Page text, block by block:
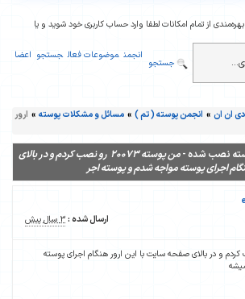
از تمام امکانات لطفا وارد حساب کاربری خود شوید و یا
انجمن موضوعات فعال جستجو اعضا
جستجو
ان ان » انجمن پوسته ( تم ) » مسائل و مشکلات پوسته » ارور
نصب شده -
من پوسته 20073 رو نصب کردم و در بالای
اجرای پوسته مواجه شدم و پوسته اجر
ارسال شده :3 سال پیش
رو نصب کردم و در بالای صفحه سایت با این ارور هنگام اجرای پوسته